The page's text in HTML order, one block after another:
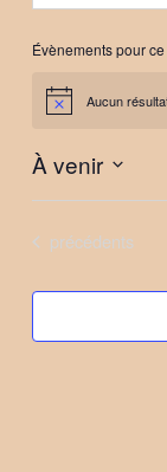
Évènements pour
Notice Aucun
À venir
Sélectionnez
date.Évènements
précédents